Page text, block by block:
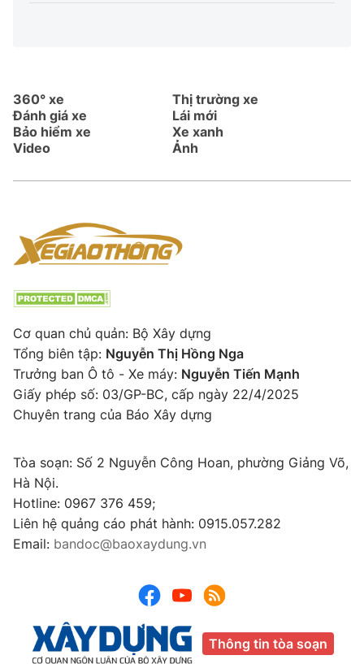
360° xe
Thị trường xe
Đánh giá xe
Lái mới
Bảo hiểm xe
Xe xanh
Video
Ảnh
Cơ quan chủ quản: Bộ Xây dựng
Tổng biên tập: Nguyễn Thị Hồng Nga
Trưởng ban Ô tô - Xe máy: Nguyễn Tiến Mạnh
Giấy phép số: 03/GP-BC, cấp ngày 22/4/2025
Chuyên trang của Báo Xây dựng
Tòa soạn: Số 2 Nguyễn Công Hoan, phường Giảng Võ,
Hà Nội.
Hotline: 0967 376 459;
Liên hệ quảng cáo phát hành: 0915.057.282
Email: bandoc@baoxaydung.vn
Thông tin tòa soạn